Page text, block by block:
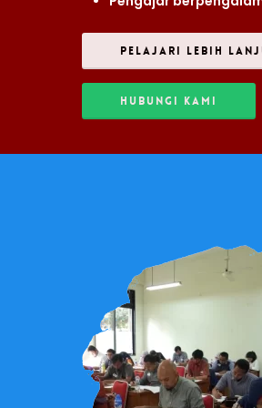
PELAJARI LEBIH
HUBUNGI KAMI